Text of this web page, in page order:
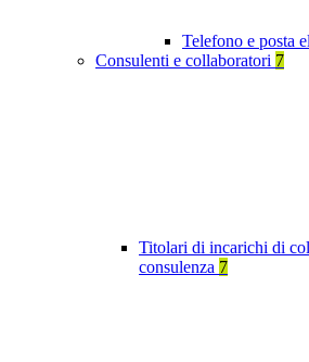
Telefono e posta
Consulenti e collaboratori 7
Titolari di incarichi di
consulenza 7